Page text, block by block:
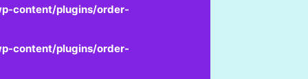
content/plugins/order-
content/plugins/order-